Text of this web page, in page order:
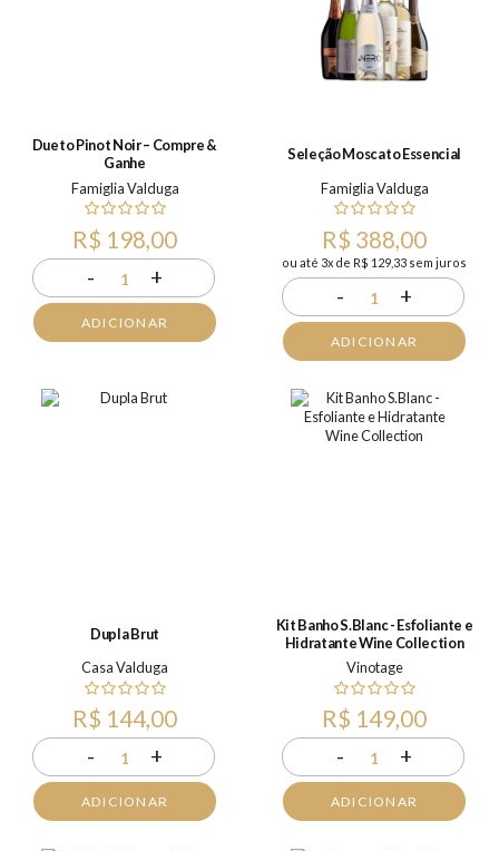
Dueto Pinot Noir – Compre &
Ganhe
Famiglia Valduga
R$ 198,00
- 1 +
ADICIONAR
Seleção Moscato Essencial
Famiglia Valduga
R$ 388,00
ou até 3x de R$ 129,33 sem juros
- 1 +
ADICIONAR
Dupla Brut
Casa Valduga
R$ 144,00
- 1 +
ADICIONAR
Kit Banho S.Blanc - Esfoliante e
Hidratante Wine Collection
Vinotage
R$ 149,00
- 1 +
ADICIONAR